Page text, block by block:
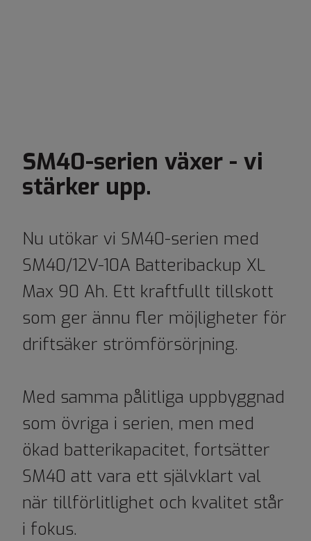
SM40-serien växer - vi
stärker upp.
Nu utökar vi SM40-serien med
SM40/12V-10A Batteribackup XL
Max 90 Ah. Ett kraftfullt tillskott
som ger ännu fler möjligheter för
driftsäker strömförsörjning.
Med samma pålitliga uppbyggnad
som övriga i serien, men med
ökad batterikapacitet, fortsätter
SM40 att vara ett självklart val
när tillförlitlighet och kvalitet står
i fokus.